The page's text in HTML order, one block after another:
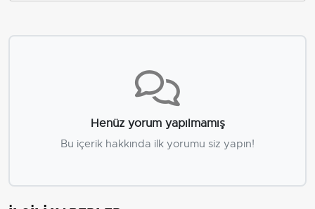
Henüz yorum yapılmamış
Bu içerik hakkında ilk yorumu siz yapın!